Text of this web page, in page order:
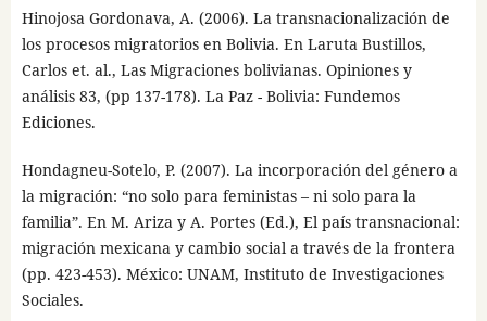
Hinojosa Gordonava, A. (2006). La transnacionalización de
los procesos migratorios en Bolivia. En Laruta Bustillos,
Carlos et. al., Las Migraciones bolivianas. Opiniones y
análisis 83, (pp 137-178). La Paz - Bolivia: Fundemos
Ediciones.
Hondagneu-Sotelo, P. (2007). La incorporación del género a
la migración: “no solo para feministas – ni solo para la
familia”. En M. Ariza y A. Portes (Ed.), El país transnacional:
migración mexicana y cambio social a través de la frontera
(pp. 423-453). México: UNAM, Instituto de Investigaciones
Sociales.